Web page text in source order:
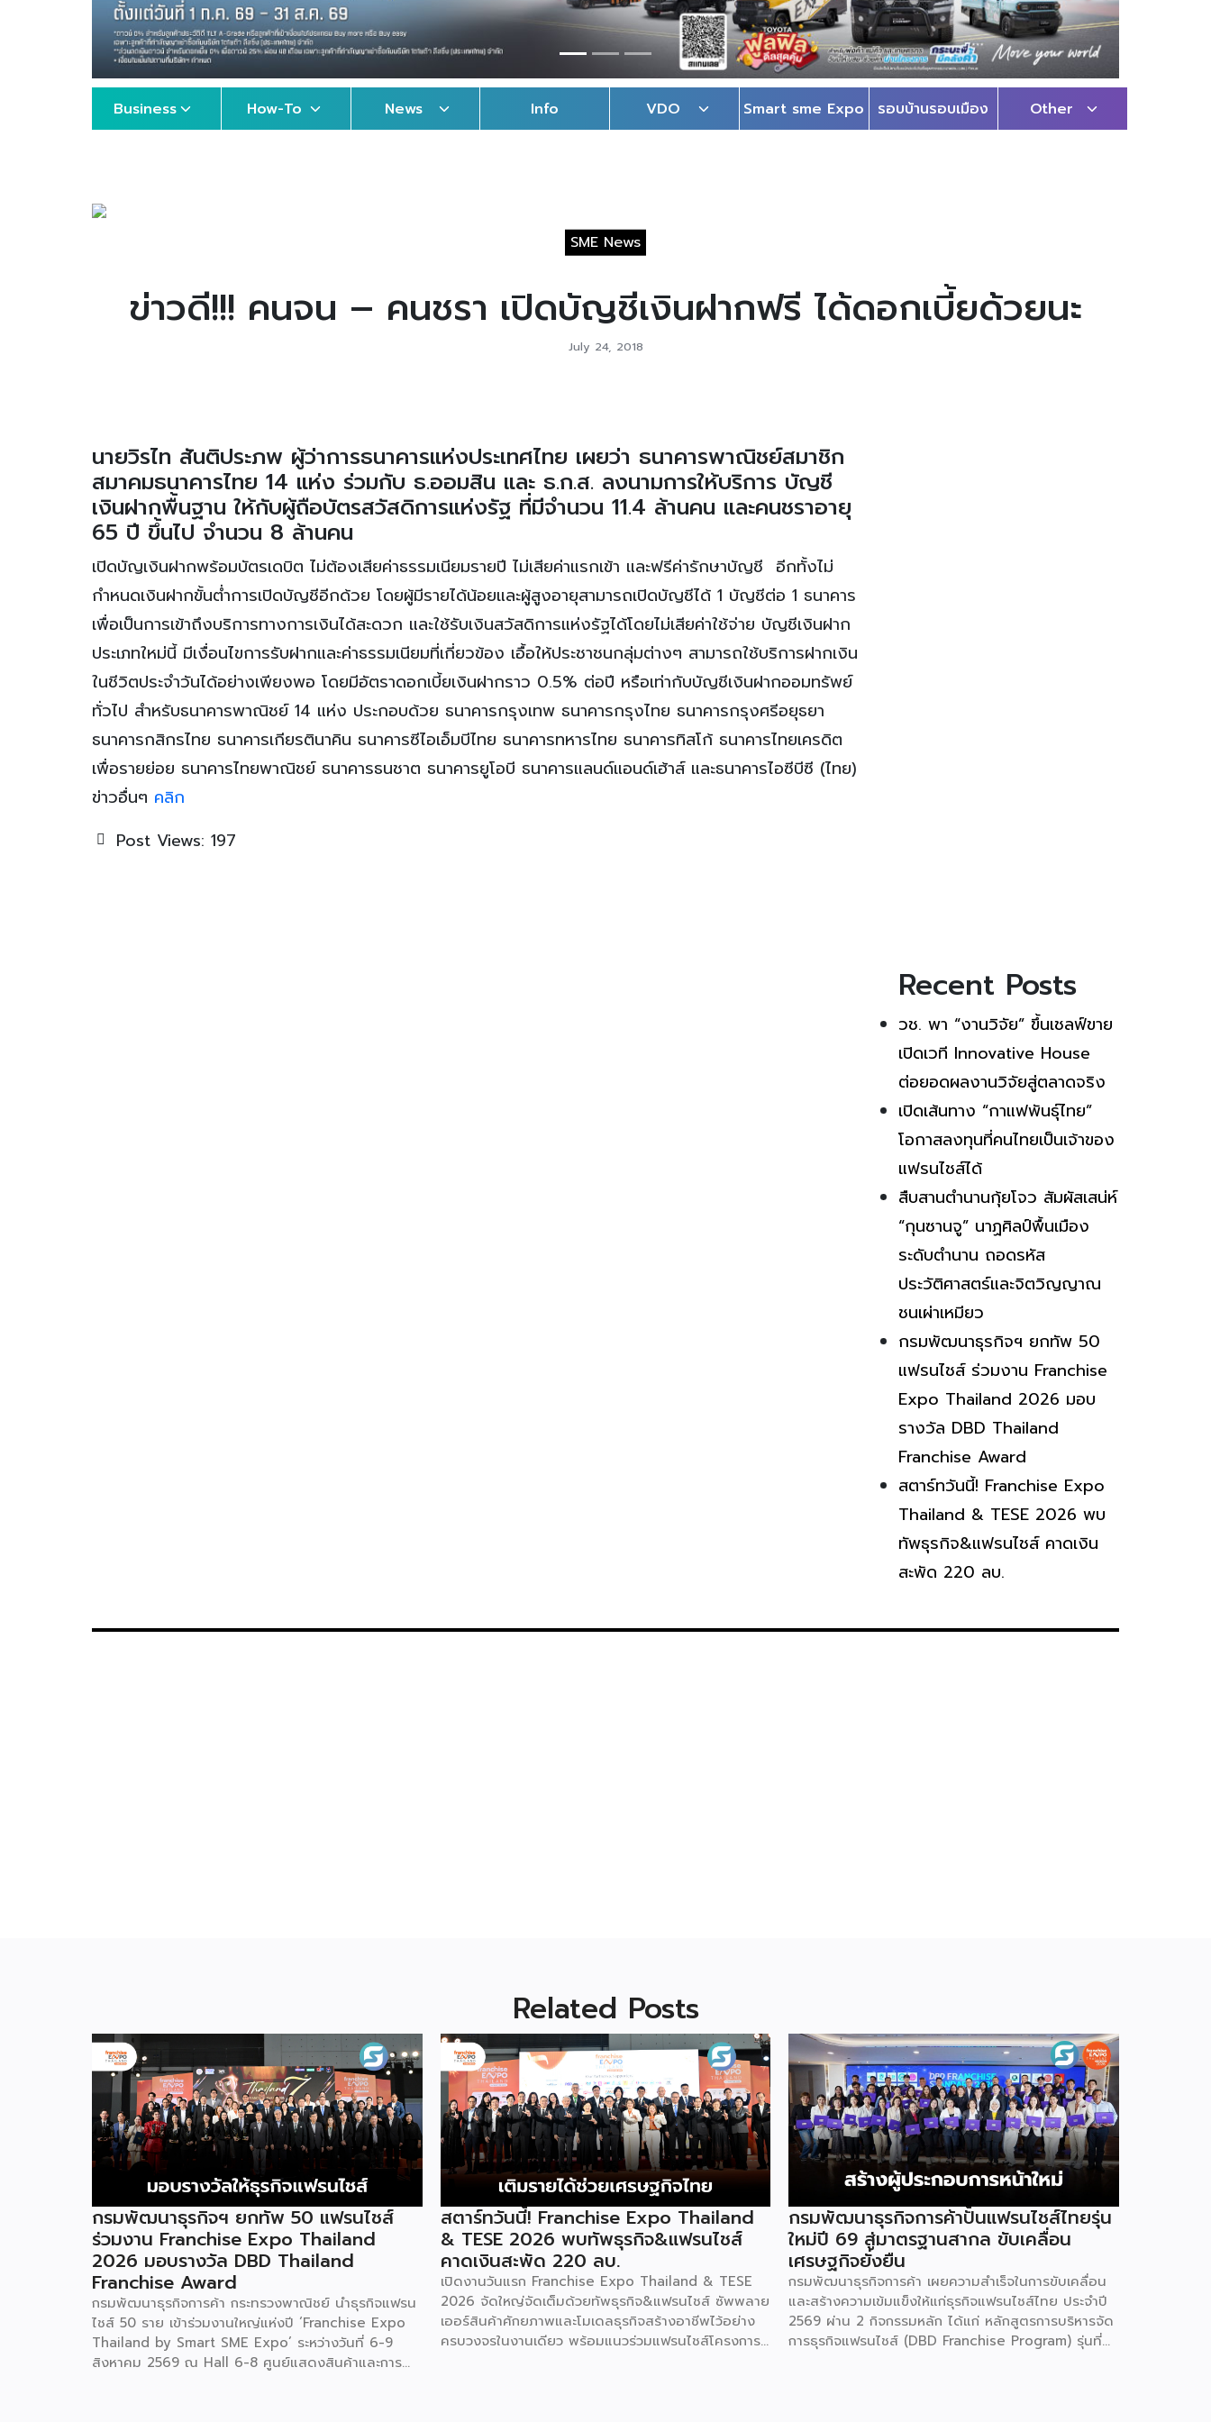
Business How-To News Info VDO Smart sme Expo รอบบ้านรอบเมือง Other
SME News
ข่าวดี!!! คนจน – คนชรา เปิดบัญชีเงินฝากฟรี ได้ดอกเบี้ยด้วยนะ
July 24, 2018
นายวิรไท สันติประภพ ผู้ว่าการธนาคารแห่งประเทศไทย เผยว่า ธนาคารพาณิชย์สมาชิก
สมาคมธนาคารไทย 14 แห่ง ร่วมกับ ธ.ออมสิน และ ธ.ก.ส. ลงนามการให้บริการ บัญชี
เงินฝากพื้นฐาน ให้กับผู้ถือบัตรสวัสดิการแห่งรัฐ ที่มีจำนวน 11.4 ล้านคน และคนชราอายุ
65 ปี ขึ้นไป จำนวน 8 ล้านคน
เปิดบัญเงินฝากพร้อมบัตรเดบิต ไม่ต้องเสียค่าธรรมเนียมรายปี ไม่เสียค่าแรกเข้า และฟรีค่ารักษาบัญชี อีกทั้งไม่
กำหนดเงินฝากขั้นต่ำการเปิดบัญชีอีกด้วย โดยผู้มีรายได้น้อยและผู้สูงอายุสามารถเปิดบัญชีได้ 1 บัญชีต่อ 1 ธนาคาร
เพื่อเป็นการเข้าถึงบริการทางการเงินได้สะดวก และใช้รับเงินสวัสดิการแห่งรัฐได้โดยไม่เสียค่าใช้จ่าย บัญชีเงินฝาก
ประเภทใหม่นี้ มีเงื่อนไขการรับฝากและค่าธรรมเนียมที่เกี่ยวข้อง เอื้อให้ประชาชนกลุ่มต่างๆ สามารถใช้บริการฝากเงิน
ในชีวิตประจำวันได้อย่างเพียงพอ โดยมีอัตราดอกเบี้ยเงินฝากราว 0.5% ต่อปี หรือเท่ากับบัญชีเงินฝากออมทรัพย์
ทั่วไป สำหรับธนาคารพาณิชย์ 14 แห่ง ประกอบด้วย ธนาคารกรุงเทพ ธนาคารกรุงไทย ธนาคารกรุงศรีอยุธยา
ธนาคารกสิกรไทย ธนาคารเกียรตินาคิน ธนาคารซีไอเอ็มบีไทย ธนาคารทหารไทย ธนาคารทิสโก้ ธนาคารไทยเครดิต
เพื่อรายย่อย ธนาคารไทยพาณิชย์ ธนาคารธนชาต ธนาคารยูโอบี ธนาคารแลนด์แอนด์เฮ้าส์ และธนาคารไอซีบีซี (ไทย)
ข่าวอื่นๆ คลิก
Post Views: 197
Recent Posts
วช. พา “งานวิจัย” ขึ้นเชลฟ์ขาย
เปิดเวที Innovative House
ต่อยอดผลงานวิจัยสู่ตลาดจริง
เปิดเส้นทาง “กาแฟพันธุ์ไทย”
โอกาสลงทุนที่คนไทยเป็นเจ้าของ
แฟรนไชส์ได้
สืบสานตำนานกุ้ยโจว สัมผัสเสน่ห์
“กุนซานจู” นาฏศิลป์พื้นเมือง
ระดับตำนาน ถอดรหัส
ประวัติศาสตร์และจิตวิญญาณ
ชนเผ่าเหมียว
กรมพัฒนาธุรกิจฯ ยกทัพ 50
แฟรนไชส์ ร่วมงาน Franchise
Expo Thailand 2026 มอบ
รางวัล DBD Thailand
Franchise Award
สตาร์ทวันนี้! Franchise Expo
Thailand & TESE 2026 พบ
ทัพธุรกิจ&แฟรนไชส์ คาดเงิน
สะพัด 220 ลบ.
Related Posts
กรมพัฒนาธุรกิจฯ ยกทัพ 50 แฟรนไชส์
ร่วมงาน Franchise Expo Thailand
2026 มอบรางวัล DBD Thailand
Franchise Award
กรมพัฒนาธุรกิจการค้า กระทรวงพาณิชย์ นำธุรกิจแฟรน
ไชส์ 50 ราย เข้าร่วมงานใหญ่แห่งปี ‘Franchise Expo
Thailand by Smart SME Expo’ ระหว่างวันที่ 6-9
สิงหาคม 2569 ณ Hall 6-8 ศูนย์แสดงสินค้าและการ
สตาร์ทวันนี้! Franchise Expo Thailand
& TESE 2026 พบทัพธุรกิจ&แฟรนไชส์
คาดเงินสะพัด 220 ลบ.
เปิดงานวันแรก Franchise Expo Thailand & TESE
2026 จัดใหญ่จัดเต็มด้วยทัพธุรกิจ&แฟรนไชส์ ซัพพลาย
เออร์สินค้าศักยภาพและโมเดลธุรกิจสร้างอาชีพไว้อย่าง
ครบวงจรในงานเดียว พร้อมแนวร่วมแฟรนไชส์โครงการ
กรมพัฒนาธุรกิจการค้าปั้นแฟรนไชส์ไทยรุ่น
ใหม่ปี 69 สู่มาตรฐานสากล ขับเคลื่อน
เศรษฐกิจยั่งยืน
กรมพัฒนาธุรกิจการค้า เผยความสำเร็จในการขับเคลื่อน
และสร้างความเข้มแข็งให้แก่ธุรกิจแฟรนไชส์ไทย ประจำปี
2569 ผ่าน 2 กิจกรรมหลัก ได้แก่ หลักสูตรการบริหารจัด
การธุรกิจแฟรนไชส์ (DBD Franchise Program) รุ่นที่